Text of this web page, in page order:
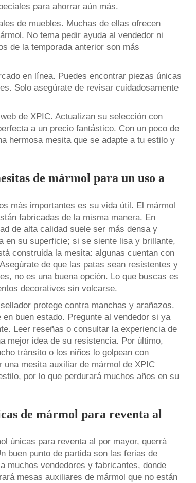
para ahorrar aún más.
de muebles. Muchas de ellas ofrecen
No tema pedir ayuda al vendedor ni
de la temporada anterior son más
en línea. Puedes encontrar piezas únicas
Solo asegúrate de revisar cuidadosamente
de XPIC. Actualizan su selección con
a un precio fantástico. Con un poco de
hermosa mesita que se adapte a tu estilo y
de mármol para un uso a
más importantes es su vida útil. El mármol
fabricadas de la misma manera. En
de alta calidad suele ser más densa y
en su superficie; si se siente lisa y brillante,
construida la mesita: algunas cuentan con
de que las patas sean resistentes y
no es una buena opción. Lo que buscas es
decorativos sin volcarse.
protege contra manchas y arañazos.
buen estado. Pregunte al vendedor si ya
Leer reseñas o consultar la experiencia de
mejor idea de su resistencia. Por último,
tránsito o los niños lo golpean con
mesita auxiliar de mármol de XPIC
por lo que perdurará muchos años en su
de mármol para reventa al
únicas para reventa al por mayor, querrá
buen punto de partida son las ferias de
muchos vendedores y fabricantes, donde
mesas auxiliares de mármol que no están